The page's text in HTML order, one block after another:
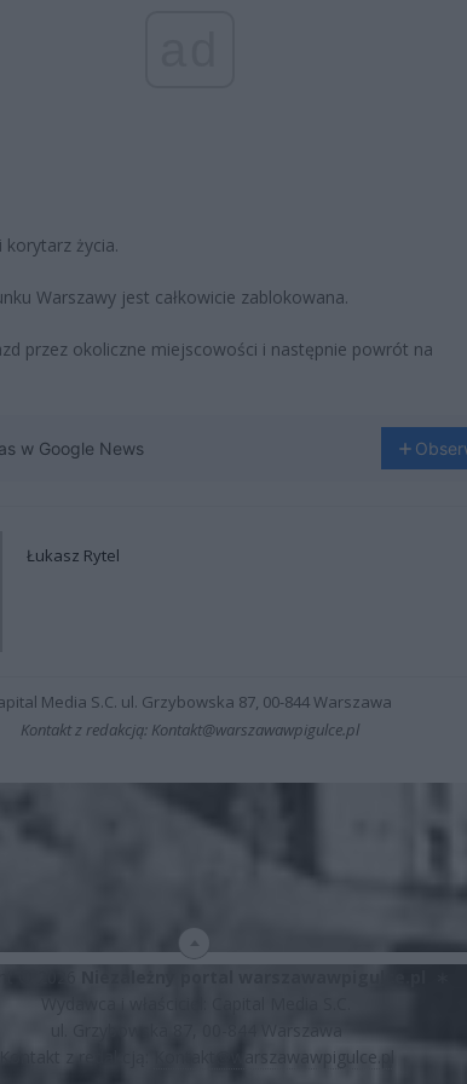
korytarz życia.
Warszawy jest całkowicie zablokowana.
przez okoliczne miejscowości i następnie powrót na
w Google News
Łukasz Rytel
Media S.C. ul. Grzybowska 87, 00-844 Warszawa
Kontakt z redakcją: Kontakt@warszawawpigulce.pl
ul. Grzybowska 87, 00-844 Warszawa
Kontakt z redakcją:
Kontakt@warszawawpigulce.pl